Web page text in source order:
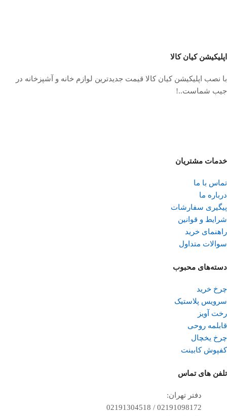
اپلیکیشن کیان کالا
با نصب اپلیکیشن کیان کالا قیمت جدیدترین لوازم خانه و آشپزخانه در
جیب شماست..!
خدمات مشتریان
تماس با ما
درباره ما
پیگیری سفارشات
شرایط و قوانین
راهنمای خرید
سوالات متداول
دسته‌های محبوب
چرخ خرید
سرویس پلاستیک
رخت آویز
قابلمه روحی
چرخ یخچال
کفپوش کابینت
تلفن ‌های تماس
دفتر تهران:
02191098172 / 02191304518